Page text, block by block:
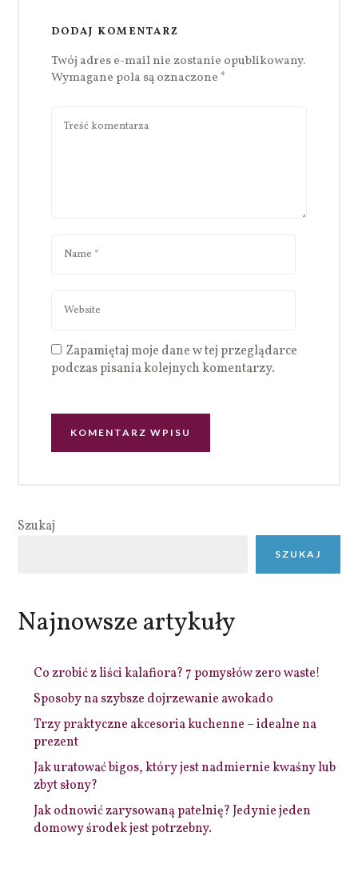
DODAJ KOMENTARZ
Twój adres e-mail nie zostanie opublikowany.
Wymagane pola są oznaczone *
Zapamiętaj moje dane w tej przeglądarce
podczas pisania kolejnych komentarzy.
Szukaj
SZUKAJ
Najnowsze artykuły
Co zrobić z liści kalafiora? 7 pomysłów zero waste!
Sposoby na szybsze dojrzewanie awokado
Trzy praktyczne akcesoria kuchenne – idealne na
prezent
Jak uratować bigos, który jest nadmiernie kwaśny lub
zbyt słony?
Jak odnowić zarysowaną patelnię? Jedynie jeden
domowy środek jest potrzebny.